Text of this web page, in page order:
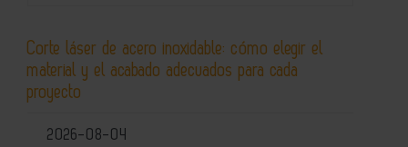
Corte láser de acero inoxidable: cómo elegir el
material y el acabado adecuados para cada
proyecto
2026-08-04